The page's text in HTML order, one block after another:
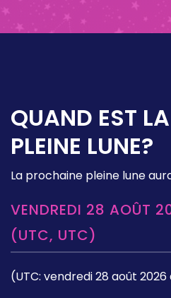
QUAND EST
PLEINE LUNE?
La prochaine pleine lune
VENDREDI 28 AOÛT
(UTC, UTC)
(UTC: vendredi 28 août 2026